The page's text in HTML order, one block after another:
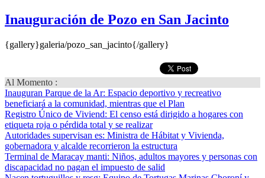
Inauguración de Pozo en San Jacinto
{gallery}galeria/pozo_san_jacinto{/gallery}
Al Momento :
Inauguran Parque de la Ar: Espacio deportivo y recreativo
beneficiará a la comunidad, mientras que el Plan
Registro Único de Viviend: El censo está dirigido a hogares con
etiqueta roja o pérdida total y se realizar
Autoridades supervisan es: Ministra de Hábitat y Vivienda,
gobernadora y alcalde recorrieron la estructura
Terminal de Maracay manti: Niños, adultos mayores y personas con
discapacidad no pagan el impuesto de salid